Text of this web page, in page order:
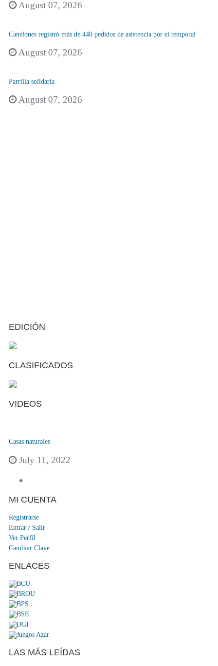
August 07, 2026
Canelones registró más de 440 pedidos de asistencia por el temporal
August 07, 2026
Parrilla solidaria
August 07, 2026
EDICIÓN
CLASIFICADOS
VIDEOS
Casas naturales
July 11, 2022
MI CUENTA
Registrarse
Entrar / Salir
Ver Perfil
Cambiar Clave
ENLACES
LAS MÁS LEÍDAS